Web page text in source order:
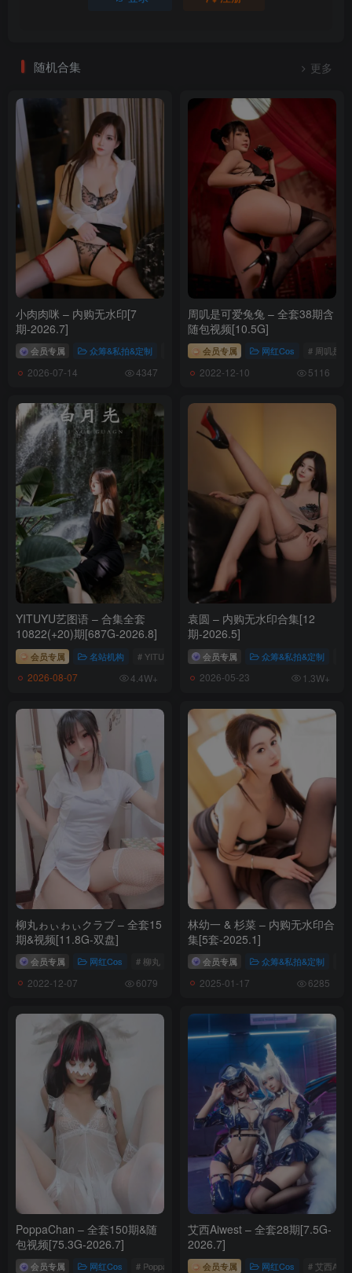
随机合集 更多
小肉肉咪 – 内购无水印[7
期-2026.7]
会员专属 众筹&私拍&定制 # 小肉肉咪
2026-07-14 4347
周叽是可爱兔兔 – 全套38期含
随包视频[10.5G]
会员专属 网红Cos # 周叽是可
2022-12-10 5116
YITUYU艺图语 – 合集全套
10822(+20)期[687G-2026.8]
会员专属 名站机构 # YITUYU艺图语
2026-08-07 4.4W+
袁圆 – 内购无水印合集[12
期-2026.5]
会员专属 众筹&私拍&定制
2026-05-23 1.3W+
柳丸ゎぃゎぃクラブ – 全套15
期&视频[11.8G-双盘]
会员专属 网红Cos # 柳丸
2022-12-07 6079
林幼一 & 杉菜 – 内购无水印合
集[5套-2025.1]
会员专属 众筹&私拍&定制
2025-01-17 6285
PoppaChan – 全套150期&随
包视频[75.3G-2026.7]
会员专属 网红Cos # PoppaChan
艾西Aiwest – 全套28期[7.5G-
2026.7]
会员专属 网红Cos # 艾西